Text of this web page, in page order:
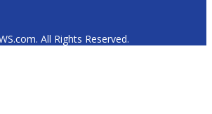
All Rights Reserved.